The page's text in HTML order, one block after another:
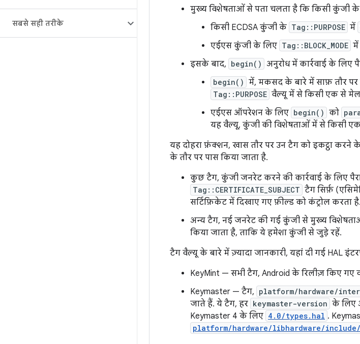
सबसे सही तरीके
मुख्य विशेषताओं से पता चलता है कि किसी कुंजी के
किसी ECDSA कुंजी के Tag::PURPOSE में
एईएस कुंजी के लिए Tag::BLOCK_MODE में
इसके बाद, begin() अनुरोध में कार्रवाई के लिए
begin() में, मकसद के बारे में साफ़ तौर पर
Tag::PURPOSE वैल्यू में से किसी एक से मेल
एईएस ऑपरेशन के लिए begin() को
यह वैल्यू, कुंजी की विशेषताओं में से किसी एक
यह दोहरा फ़ंक्शन, खास तौर पर उन टैग को इकट्ठा
के तौर पर पास किया जाता है.
कुछ टैग, कुंजी जनरेट करने की कार्रवाई के लिए
Tag::CERTIFICATE_SUBJECT टैग सिर्फ़
सर्टिफ़िकेट में दिखाए गए फ़ील्ड को कंट्रोल करता है.
अन्य टैग, नई जनरेट की गई कुंजी से मुख्य
किया जाता है, ताकि ये हमेशा कुंजी से जुड़े रहें.
टैग वैल्यू के बारे में ज़्यादा जानकारी, यहां दी गई HAL
KeyMint — सभी टैग, Android के रिलीज़ किए गए
Keymaster — टैग, platform/hardware/
जाते हैं. ये टैग, हर keymaster-version के लिए
Keymaster 4 के लिए 4.0/types.hal .
platform/hardware/libhardware/include/